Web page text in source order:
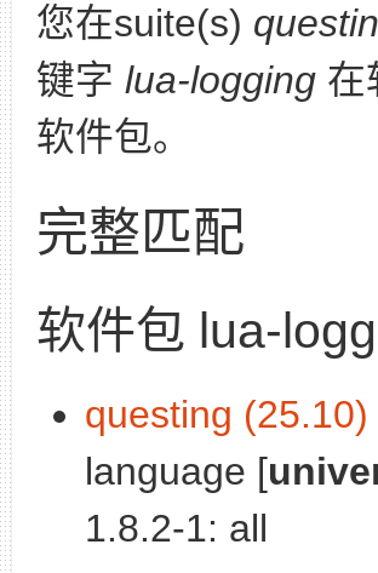
您在suite(s)
键字 lua-logging 在
软件包。
完整匹配
软件包 lua-
questing (25.10)
language [
1.8.2-1: all